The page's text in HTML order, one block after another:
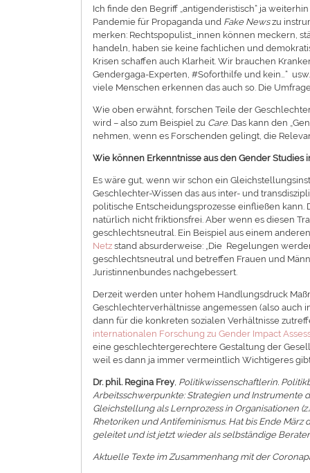
Ich finde den Begriff „antigenderistisch“ ja
Pandemie für Propaganda und Fake Newszu
merken: Rechtspopulist_innen können meckern,
handeln, haben sie keine fachlichen und
Krisen schaffen auch Klarheit. Wir brauchen
Gendergaga-Experten, #Soforthilfe und kein…“
viele Menschen erkennen das auch so. Die
Wie oben erwähnt, forschen Teile der
wird – also zum Beispiel zu Care. Das kann den
nehmen, wenn es Forschenden gelingt, die
Wie können Erkenntnisse aus den Gender
Es wäre gut, wenn wir schon ein
Geschlechter-Wissen das aus inter- und
politische Entscheidungsprozesse einfließen
natürlich nicht friktionsfrei. Aber wenn es diesen
geschlechtsneutral. Ein Beispiel aus einem
Netz stand absurderweise: „Die Regelungen
geschlechtsneutral und betreffen Frauen und
Juristinnenbundes nachgebessert.
Derzeit werden unter hohem Handlungsdruck
Geschlechterverhältnisse angemessen (also auch
dann für die konkreten sozialen Verhältnisse
internationalen Forschung zu Gender Impact
eine geschlechtergerechtere Gestaltung der
weil es dann ja immer vermeintlich Wichtigeres
Dr. phil. Regina Frey, Politikwissenschaftlerin.
Arbeitsschwerpunkte: Strategien und Instrumente
Gleichstellung als Lernprozess in Organisationen
Rhetoriken und Antifeminismus. Hat bis Ende
geleitet und ist jetzt wieder als selbständige
Aktuelle Texte im Zusammenhang mit der